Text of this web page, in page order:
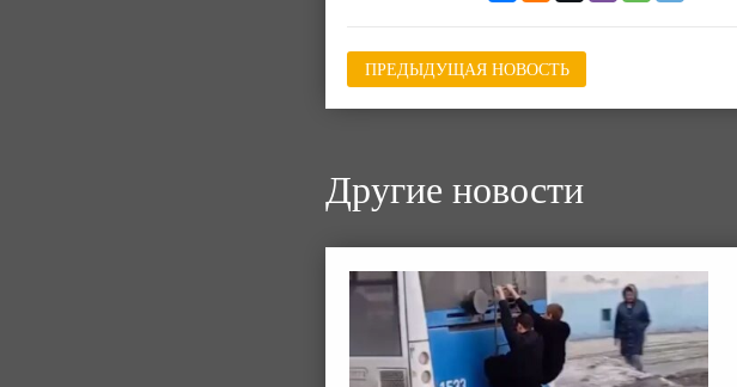
ПРЕДЫДУЩАЯ НОВОСТЬ
Другие новости